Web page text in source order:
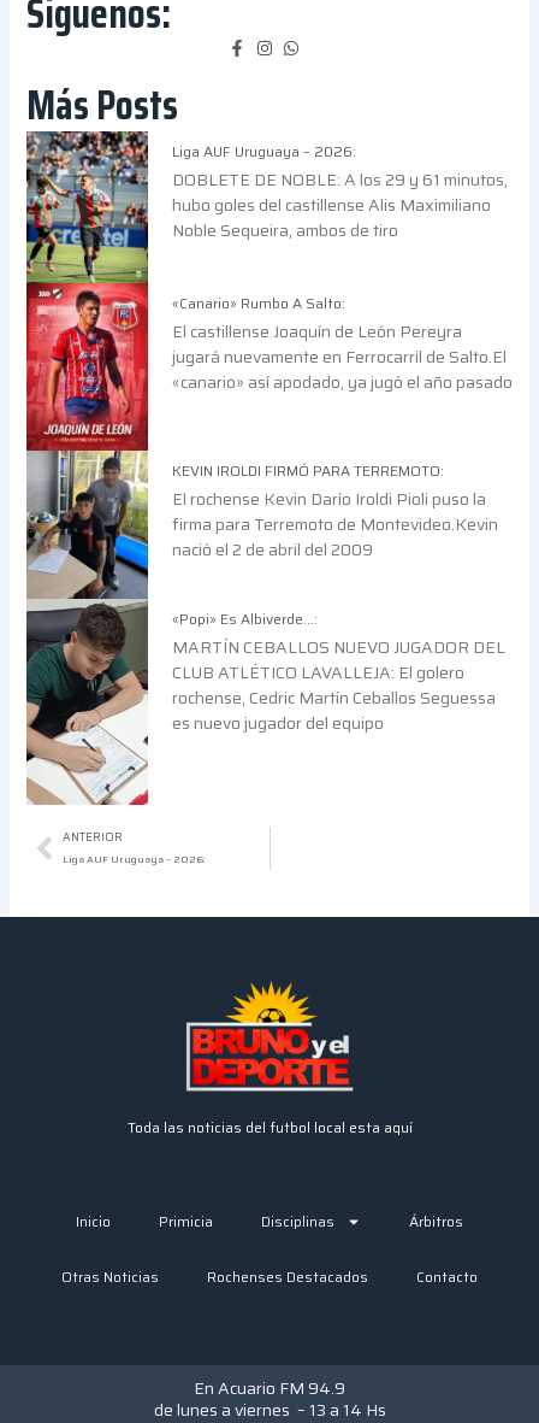
Más Posts
Liga AUF Uruguaya – 2026:
DOBLETE DE NOBLE: A los 29 y 61 minutos,
hubo goles del castillense Alis Maximiliano
Noble Sequeira, ambos de tiro
«Canario» Rumbo A Salto:
El castillense Joaquín de León Pereyra
jugará nuevamente en Ferrocarril de Salto.El
«canario» así apodado, ya jugó el año pasado
KEVIN IROLDI FIRMÓ PARA TERREMOTO:
El rochense Kevin Darío Iroldi Pioli puso la
firma para Terremoto de Montevideo.Kevin
nació el 2 de abril del 2009
«Popi» Es Albiverde…:
MARTÍN CEBALLOS NUEVO JUGADOR DEL
CLUB ATLÉTICO LAVALLEJA: El golero
rochense, Cedric Martín Ceballos Seguessa
es nuevo jugador del equipo
AntANTERIOR
Liga AUF Uruguaya – 2026:
Toda las noticias del futbol local esta aquí
Inicio Primicia Disciplinas Árbitros
Otras Noticias Rochenses Destacados Contacto
En Acuario FM 94.9
de lunes a viernes – 13 a 14 Hs